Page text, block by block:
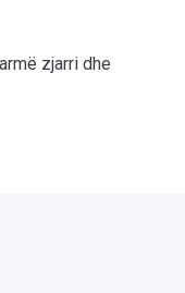
zjarri dhe